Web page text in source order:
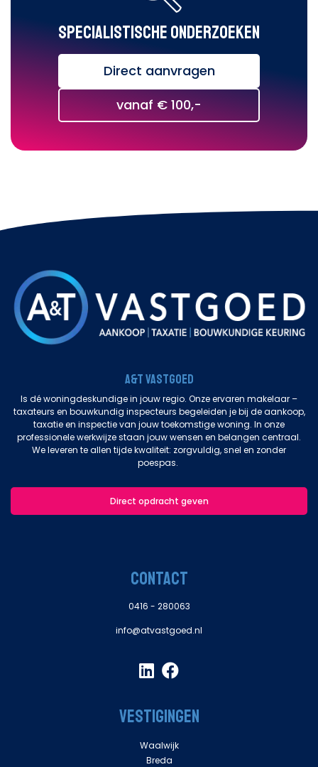
Specialistische onderzoeken
Direct aanvragen
vanaf € 100,-
A&T Vastgoed
Is dé woningdeskundige in jouw regio. Onze ervaren makelaar –
taxateurs en bouwkundig inspecteurs begeleiden je bij de aankoop,
taxatie en inspectie van jouw toekomstige woning. In onze
professionele werkwijze staan jouw wensen en belangen centraal.
We leveren te allen tijde kwaliteit: zorgvuldig, snel en zonder
poespas.
Direct opdracht geven
CONTACT
0416 - 280063
info@atvastgoed.nl
VESTIGINGEN
Waalwijk
Breda